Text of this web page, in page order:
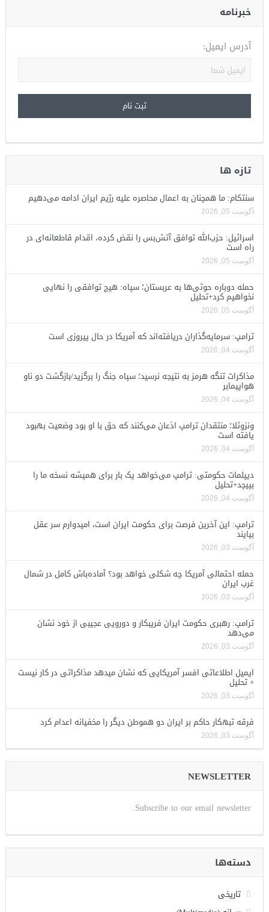
خبرنامه
آدرس ایمیل:
تازه ها
سنتکام: ما همچنان به اعمال محاصره علیه رژیم ایران ادامه می‌دهیم
آگوست 05, 2026
اسرائیل: حزب‌الله توافق آتش‌بس را نقض کرده، اقدام قاطعانه‌ای در
راه است
آگوست 05, 2026
حمله دوباره حوثی‌ها به عربستان؛ سپاه: هیچ توافقی را نهایی
نخواهیم کرد+تحلیل
آگوست 05, 2026
ترامپ: سرمایه‌گذاران دریافته‌اند که آمریکا در حال پیروزی است
آگوست 04, 2026
مذاکرات تنگه هرمز به نتیجه نرسید؛ سپاه جنگ را برگزید/بازگشت دو ناو
هواپیمابر
آگوست 04, 2026
ونزوئلا؛ منتقدان ترامپ اذعان می‌کنند که حق با او بود وضعیت بهبود
یافته است
آگوست 04, 2026
دیپلمات حکومتی: ترامپ می‌خواهد یک بار برای همیشه نسخه ما را
بپیچد+تحلیل
آگوست 04, 2026
ترامپ: این آخرین فرصت برای حکومت ایران است، امیدوارم سر عقل
بیایند
آگوست 03, 2026
حمله احتمالی آمریکا چه شکلی خواهد بود؟ آماده‌باش کامل در شمال
غرب ایران
آگوست 03, 2026
ترامپ: رهبری حکومت ایران فریبکار و دورویی عجیبی از خود نشان
می‌دهد
آگوست 03, 2026
ایمیل اطلاعاتی افسر آمریکایی که نشان میدهد مذاکراتی در کار نیست
+ تحلیل
آگوست 03, 2026
فرقه تبهکار حاکم بر ایران دو هموطن دیگر را مخفیانه اعدام کرد
آگوست 03, 2026
NEWSLETTER
Subscribe to our email newsletter.
دسته‌ها
تاریخی